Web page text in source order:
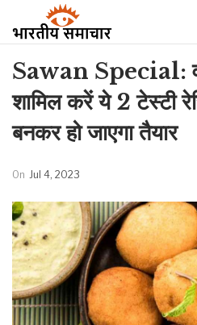
Sawan Special:
शामिल करें ये 2 टेस्टी
बनकर हो जाएगा तैयार
On Jul 4, 2023